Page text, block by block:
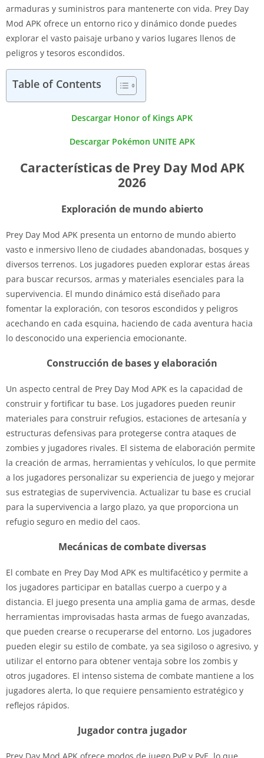
armaduras y suministros para mantenerte con vida. Prey Day
Mod APK ofrece un entorno rico y dinámico donde puedes
explorar el vasto paisaje urbano y varios lugares llenos de
peligros y tesoros escondidos.
Table of Contents
Descargar Honor of Kings APK
Descargar Pokémon UNITE APK
Características de Prey Day Mod APK
2026
Exploración de mundo abierto
Prey Day Mod APK presenta un entorno de mundo abierto
vasto e inmersivo lleno de ciudades abandonadas, bosques y
diversos terrenos. Los jugadores pueden explorar estas áreas
para buscar recursos, armas y materiales esenciales para la
supervivencia. El mundo dinámico está diseñado para
fomentar la exploración, con tesoros escondidos y peligros
acechando en cada esquina, haciendo de cada aventura hacia
lo desconocido una experiencia emocionante.
Construcción de bases y elaboración
Un aspecto central de Prey Day Mod APK es la capacidad de
construir y fortificar tu base. Los jugadores pueden reunir
materiales para construir refugios, estaciones de artesanía y
estructuras defensivas para protegerse contra ataques de
zombies y jugadores rivales. El sistema de elaboración permite
la creación de armas, herramientas y vehículos, lo que permite
a los jugadores personalizar su experiencia de juego y mejorar
sus estrategias de supervivencia. Actualizar tu base es crucial
para la supervivencia a largo plazo, ya que proporciona un
refugio seguro en medio del caos.
Mecánicas de combate diversas
El combate en Prey Day Mod APK es multifacético y permite a
los jugadores participar en batallas cuerpo a cuerpo y a
distancia. El juego presenta una amplia gama de armas, desde
herramientas improvisadas hasta armas de fuego avanzadas,
que pueden crearse o recuperarse del entorno. Los jugadores
pueden elegir su estilo de combate, ya sea sigiloso o agresivo, y
utilizar el entorno para obtener ventaja sobre los zombis y
otros jugadores. El intenso sistema de combate mantiene a los
jugadores alerta, lo que requiere pensamiento estratégico y
reflejos rápidos.
Jugador contra jugador
Prey Day Mod APK ofrece modos de juego PvP y PvE, lo que